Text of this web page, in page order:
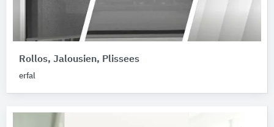
Rollos, Jalousien, Plissees
erfal